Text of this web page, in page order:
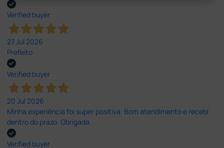
Verified buyer
27 Jul 2026
Prefeito
Verified buyer
20 Jul 2026
Minha experiência foi super positiva. Bom atendimento e recebi
dentro do prazo. Obrigada.
Verified buyer